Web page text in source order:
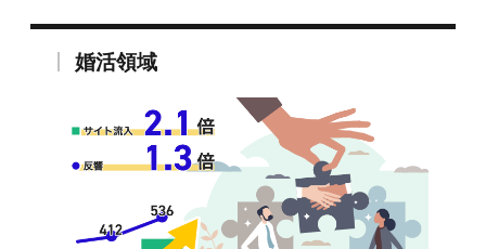
婚活領域